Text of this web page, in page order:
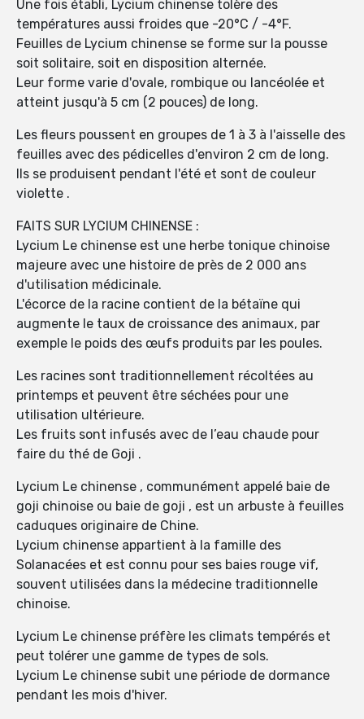
Une fois établi, Lycium chinense tolère des
températures aussi froides que -20°C / -4°F.
Feuilles de Lycium chinense se forme sur la pousse
soit solitaire, soit en disposition alternée.
Leur forme varie d'ovale, rombique ou lancéolée et
atteint jusqu'à 5 cm (2 pouces) de long.
Les fleurs poussent en groupes de 1 à 3 à l'aisselle des
feuilles avec des pédicelles d'environ 2 cm de long.
Ils se produisent pendant l'été et sont de couleur
violette .
FAITS SUR LYCIUM CHINENSE :
Lycium Le chinense est une herbe tonique chinoise
majeure avec une histoire de près de 2 000 ans
d'utilisation médicinale.
L'écorce de la racine contient de la bétaïne qui
augmente le taux de croissance des animaux, par
exemple le poids des œufs produits par les poules.
Les racines sont traditionnellement récoltées au
printemps et peuvent être séchées pour une
utilisation ultérieure.
Les fruits sont infusés avec de l’eau chaude pour
faire du thé de Goji .
Lycium Le chinense , communément appelé baie de
goji chinoise ou baie de goji , est un arbuste à feuilles
caduques originaire de Chine.
Lycium chinense appartient à la famille des
Solanacées et est connu pour ses baies rouge vif,
souvent utilisées dans la médecine traditionnelle
chinoise.
Lycium Le chinense préfère les climats tempérés et
peut tolérer une gamme de types de sols.
Lycium Le chinense subit une période de dormance
pendant les mois d'hiver.